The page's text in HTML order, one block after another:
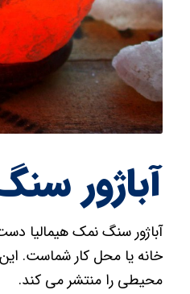
آباژور
آباژور سنگ نمک هیمالیا
محیطی را منتشر می کند.